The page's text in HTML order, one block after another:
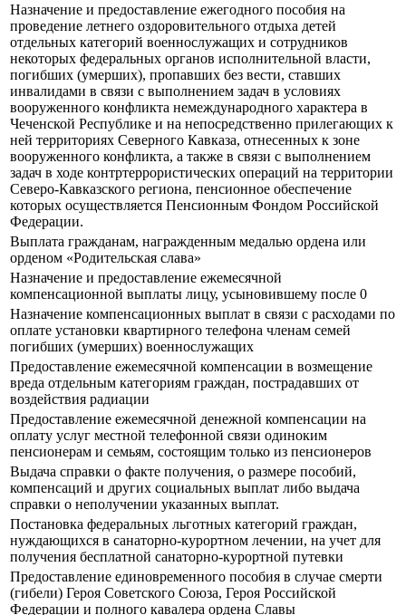
Назначение и предоставление ежегодного пособия на
проведение летнего оздоровительного отдыха детей
отдельных категорий военнослужащих и сотрудников
некоторых федеральных органов исполнительной власти,
погибших (умерших), пропавших без вести, ставших
инвалидами в связи с выполнением задач в условиях
вооруженного конфликта немеждународного характера в
Чеченской Республике и на непосредственно прилегающих к
ней территориях Северного Кавказа, отнесенных к зоне
вооруженного конфликта, а также в связи с выполнением
задач в ходе контртеррористических операций на территории
Северо-Кавказского региона, пенсионное обеспечение
которых осуществляется Пенсионным Фондом Российской
Федерации.
Выплата гражданам, награжденным медалью ордена или
орденом «Родительская слава»
Назначение и предоставление ежемесячной
компенсационной выплаты лицу, усыновившему после 0
Назначение компенсационных выплат в связи с расходами по
оплате установки квартирного телефона членам семей
погибших (умерших) военнослужащих
Предоставление ежемесячной компенсации в возмещение
вреда отдельным категориям граждан, пострадавших от
воздействия радиации
Предоставление ежемесячной денежной компенсации на
оплату услуг местной телефонной связи одиноким
пенсионерам и семьям, состоящим только из пенсионеров
Выдача справки о факте получения, о размере пособий,
компенсаций и других социальных выплат либо выдача
справки о неполучении указанных выплат.
Постановка федеральных льготных категорий граждан,
нуждающихся в санаторно-курортном лечении, на учет для
получения бесплатной санаторно-курортной путевки
Предоставление единовременного пособия в случае смерти
(гибели) Героя Советского Союза, Героя Российской
Федерации и полного кавалера ордена Славы